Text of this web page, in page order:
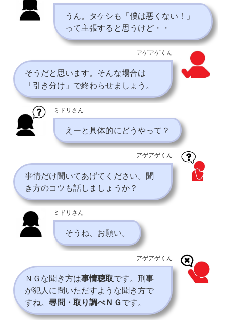
うん。タケシも「僕は悪くない！」
って主張すると思うけど・・
アゲアゲくん
そうだと思います。そんな場合は
「引き分け」で終わらせましょう。
ミドリさん
えーと具体的にどうやって？
アゲアゲくん
事情だけ聞いてあげてください。聞
き方のコツも話しましょうか？
ミドリさん
そうね、お願い。
アゲアゲくん
ＮＧな聞き方は事情聴取です。刑事
が犯人に問いただすような聞き方で
すね。 尋問・取り調べＮＧ です。